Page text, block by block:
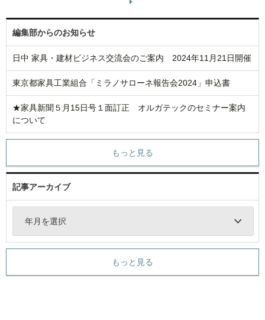
編集部からのお知らせ
日中 家具・建材ビジネス交流会のご案内 2024年11月21日開催
東京都家具工業組合「ミラノサローネ報告会2024」申込書
★家具新聞５月15日号１面訂正 オルガテックのセミナー案内
について
もっと見る
記事アーカイブ
年月を選択
もっと見る